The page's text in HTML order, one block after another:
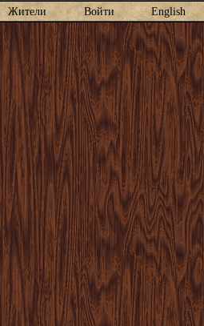
Жители Войти English